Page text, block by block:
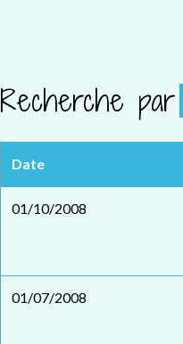
Recherche par
Date
01/10/2008
01/07/2008